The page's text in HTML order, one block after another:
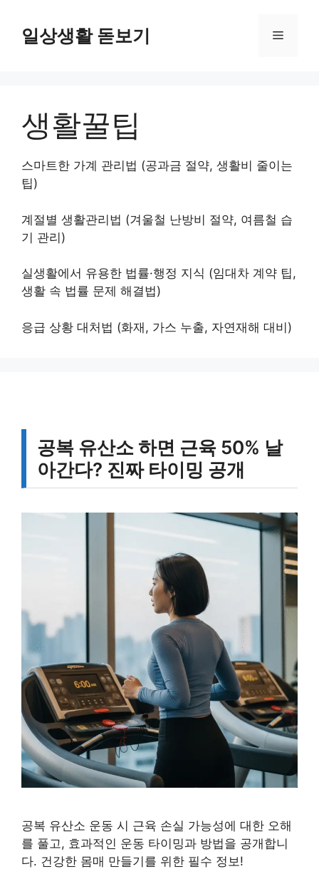
일상생활 돋보기 메
생활꿀팁
스마트한 가계 관리법 (공과금 절약, 생활비 줄이는
팁)
계절별 생활관리법 (겨울철 난방비 절약, 여름철 습
기 관리)
실생활에서 유용한 법률·행정 지식 (임대차 계약 팁,
생활 속 법률 문제 해결법)
응급 상황 대처법 (화재, 가스 누출, 자연재해 대비)
공복 유산소 하면 근육 50% 날
아간다? 진짜 타이밍 공개
공복 유산소 운동 시 근육 손실 가능성에 대한 오해
를 풀고, 효과적인 운동 타이밍과 방법을 공개합니
다. 건강한 몸매 만들기를 위한 필수 정보!